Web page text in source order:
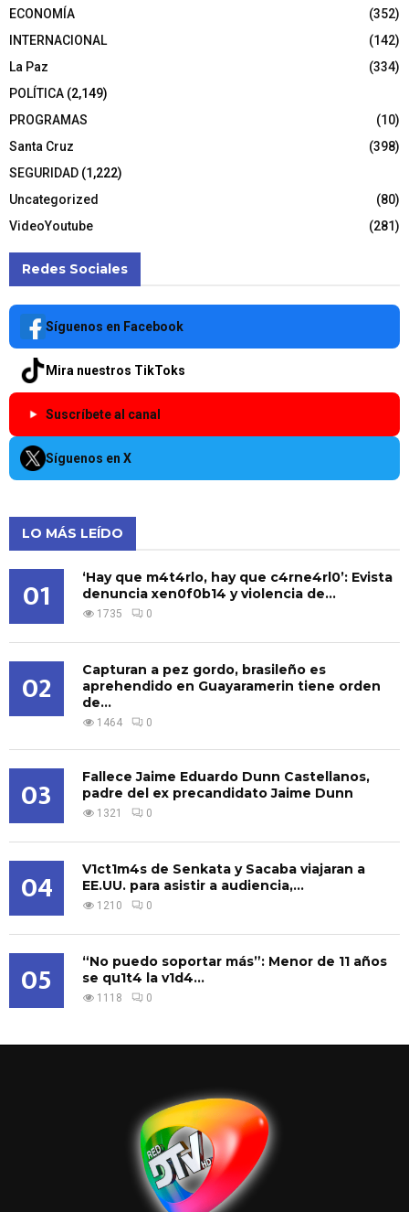
ECONOMÍA
(352)
INTERNACIONAL
(142)
La Paz
(334)
POLÍTICA (2,149)
PROGRAMAS
(10)
Santa Cruz
(398)
SEGURIDAD (1,222)
Uncategorized
(80)
VideoYoutube
(281)
Redes Sociales
Síguenos en Facebook
Mira nuestros TikToks
Suscríbete al canal
Síguenos en X
LO MÁS LEÍDO
01
‘Hay que m4t4rlo, hay que c4rne4rl0’: Evista
denuncia xen0f0b14 y violencia de...
1735 0
02
Capturan a pez gordo, brasileño es
aprehendido en Guayaramerin tiene orden
de...
1464 0
03
Fallece Jaime Eduardo Dunn Castellanos,
padre del ex precandidato Jaime Dunn
1321 0
04
V1ct1m4s de Senkata y Sacaba viajaran a
EE.UU. para asistir a audiencia,...
1210 0
05
“No puedo soportar más”: Menor de 11 años
se qu1t4 la v1d4...
1118 0